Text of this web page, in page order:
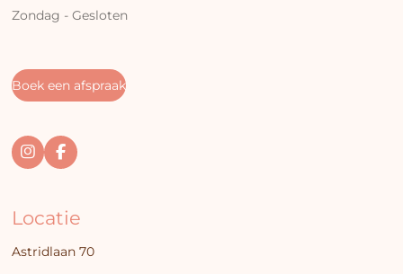
Zondag - Gesloten
Boek een afspraak
I
n
a
g
r
a
F
a
b
o
k
Locatie
Astridlaan 70